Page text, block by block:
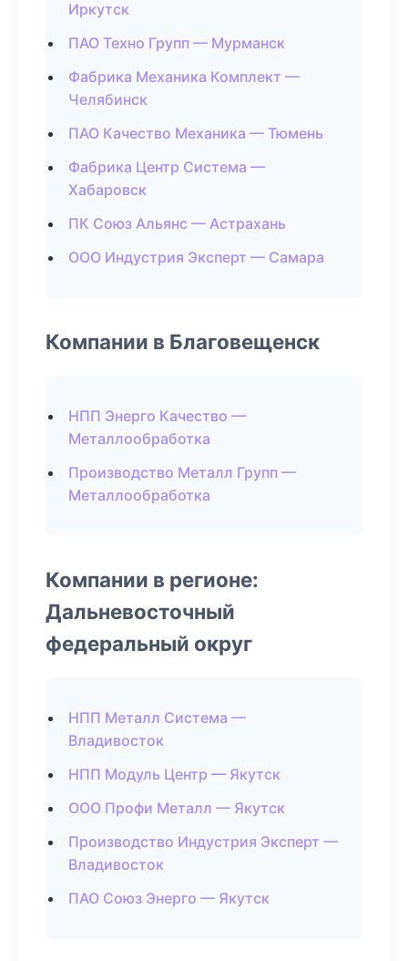
Иркутск
ПАО Техно Групп — Мурманск
Фабрика Механика Комплект —
Челябинск
ПАО Качество Механика — Тюмень
Фабрика Центр Система —
Хабаровск
ПК Союз Альянс — Астрахань
ООО Индустрия Эксперт — Самара
Компании в Благовещенск
НПП Энерго Качество —
Металлообработка
Производство Металл Групп —
Металлообработка
Компании в регионе:
Дальневосточный
федеральный округ
НПП Металл Система —
Владивосток
НПП Модуль Центр — Якутск
ООО Профи Металл — Якутск
Производство Индустрия Эксперт —
Владивосток
ПАО Союз Энерго — Якутск